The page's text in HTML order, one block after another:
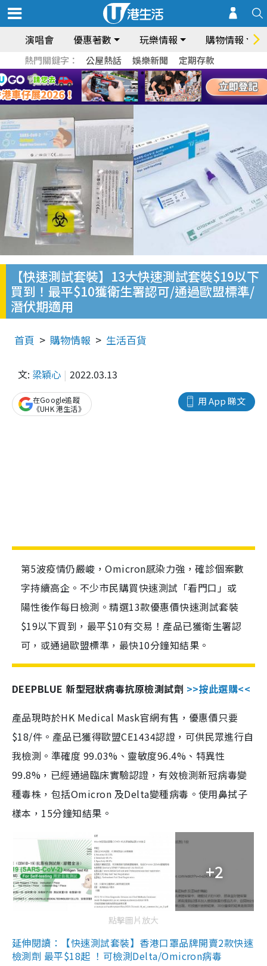
演唱會 優惠著數 玩樂情報 購物情報
熱門關鍵字： 公屋熱話 娛樂新聞 定期存款
【快速測試套裝】13大快速測試套裝$19以下
買到！最平$10獲衛生署認可/通過歐盟標準/
潛伏期適用
首頁 購物情報 生活百貨
文: 梁穎心 2022.03.13
用 App 睇文
在Google追蹤
《UHK 港生活》
第5波疫情仍嚴峻，Omicron感染力強，確診個案數
字持續高企。不少市民購買快速測試「看門口」或
陽性後作每日檢測。精選13款優惠價快速測試套裝
$19以下買到，最平$10有交易！產品已獲衛生署認
可，或通過歐盟標準，最快10分鐘知結果。
DEEPBLUE 新型冠狀病毒抗原檢測試劑 >>按此選購<<
產品現時於HK Medical Mask官網有售，優惠價只要
$18/件。產品已獲得歐盟CE1434認證，可供民眾進行自
我檢測。準確度 99.03%、靈敏度96.4%、特異性
99.8%，已經通過臨床實驗認證，有效檢測新冠病毒變
種毒株，包括Omicron 及Delta變種病毒。使用鼻拭子
樣本，15分鐘知結果。
+2
點擊圖片放大
延伸閱讀：【快速測試套裝】香港口罩品牌開賣2款快速
檢測劑 最平$18起 ！可檢測Delta/Omicron病毒